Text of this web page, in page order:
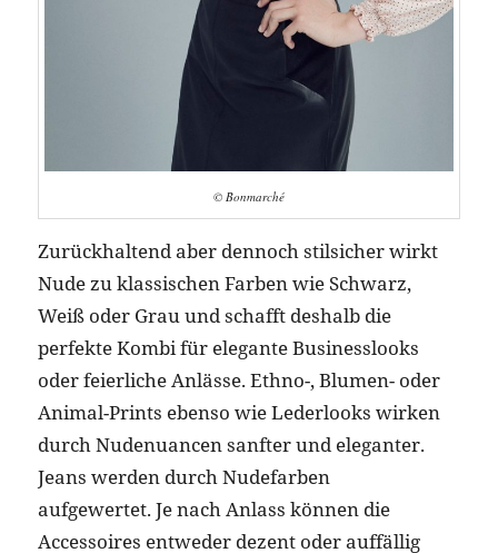
© Bonmarché
Zurückhaltend aber dennoch stilsicher wirkt
Nude zu klassischen Farben wie Schwarz,
Weiß oder Grau und schafft deshalb die
perfekte Kombi für elegante Businesslooks
oder feierliche Anlässe. Ethno-, Blumen- oder
Animal-Prints ebenso wie Lederlooks wirken
durch Nudenuancen sanfter und eleganter.
Jeans werden durch Nudefarben
aufgewertet. Je nach Anlass können die
Accessoires entweder dezent oder auffällig